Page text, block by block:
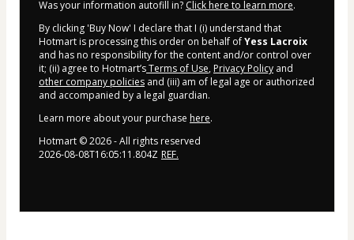
Was your information autofill in? Click here to learn more.
By clicking 'Buy Now' I declare that I (i) understand that
Hotmart is processing this order on behalf ofYess Lacroix
and has no responsibility for the content and/or control over
it; (ii) agree to Hotmart’sTerms of Use, Privacy Policy and
other company policies and (iii) am of legal age or authorized
and accompanied by a legal guardian.
Learn more about your purchase here.
Hotmart ©2026- All rights reserved
2026-08-08T16:05:11.804Z REF.